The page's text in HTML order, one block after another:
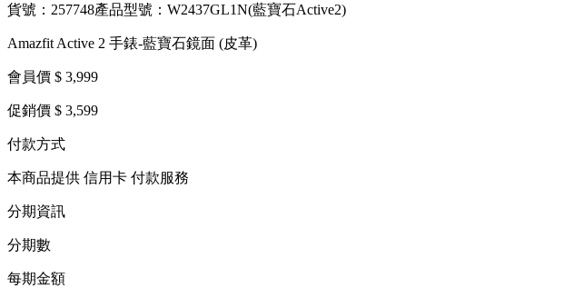
貨號：257748產品型號：W2437GL1N(藍寶石Active2)
Amazfit Active 2 手錶-藍寶石鏡面 (皮革)
會員價 $ 3,999
促銷價 $ 3,599
付款方式
本商品提供 信用卡 付款服務
分期資訊
分期數
每期金額